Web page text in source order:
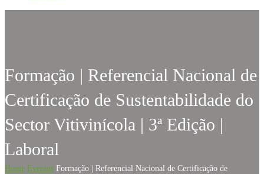
Formação | Referencial Nacional de
Certificação de Sustentabilidade do
Sector Vitivinícola | 3ª Edição |
Laboral
Home Eventos Formação | Referencial Nacional de Certificação de